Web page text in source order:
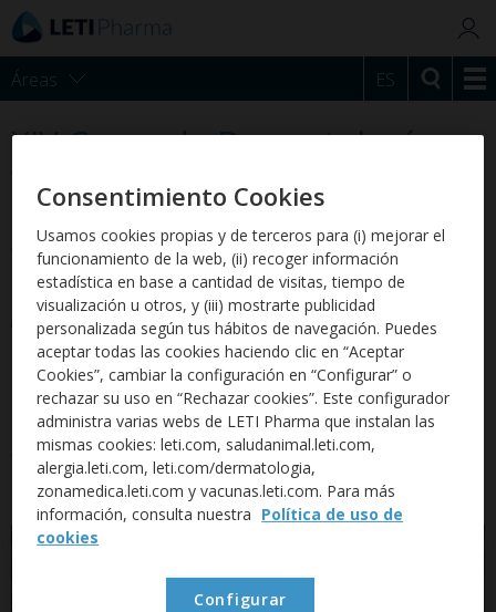
Áreas ES
XIV Curso de Dermatología
Veterinaria
El pasado 7 de junio se celebró el XIV Curso de Dermatología
Veterinaria organizado por LETI en Barcelona. La temática de
este año fue la DERMATITIS ATÓPICA y, tuvimos el honor de
contar con dos ponentes de primera línea, Lluís Ferrer
(Universitat Autònoma de Barcelona, España) y Douglas
DeBoer (Wisconsin University, USA).
El curso causó gran expectación por su temática, tuvo una
participación de 80 veterinarios que fue todo un éxito.
Además, se aprovechó la ocasión para presentar, Letivet®, la
primera inmunoterapia especialmente desarrollada para
perros gracias a la tecnología vet específica.
Consentimiento Cookies
Usamos cookies propias y de terceros para (i) mejorar el
funcionamiento de la web, (ii) recoger información
estadística en base a cantidad de visitas, tiempo de
visualización u otros, y (iii) mostrarte publicidad
personalizada según tus hábitos de navegación. Puedes
aceptar todas las cookies haciendo clic en “Aceptar
Cookies”, cambiar la configuración en “Configurar” o
rechazar su uso en “Rechazar cookies”. Este configurador
administra varias webs de LETI Pharma que instalan las
mismas cookies: leti.com, saludanimal.leti.com,
alergia.leti.com, leti.com/dermatologia,
zonamedica.leti.com y vacunas.leti.com. Para más
información, consulta nuestra Política de uso de
cookies
Configurar